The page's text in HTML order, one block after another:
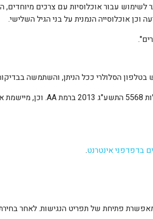
לשימוש עבור אוכלוסיות עם צרכים מיוחדים,
וכן אוכלוסייה הנמנית על בני הגיל השלישי.
הסלולרי ככל הניתן, והשתמשה
AA. וכן,
בדפדפניאינטרנט.
פתיחת של תפריט הנגישות. לאחר